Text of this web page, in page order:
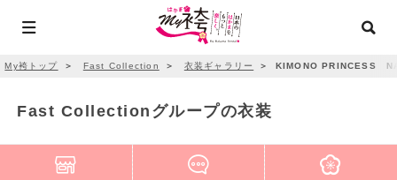
My袴トップ ＞ Fast Collection ＞ 衣装ギャラリー ＞ KIMONO PRINCESS
Fast Collectionグループの衣装